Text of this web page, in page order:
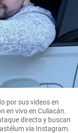
por sus videos en
en vivo en Culiacán.
directo y buscan
vía Instagram.